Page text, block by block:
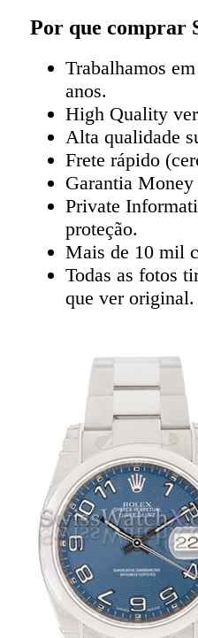
Por que comprar
Trabalhamos
anos.
High Quality
Alta qualidade
Frete rápido
Garantia
Private
proteção.
Mais de 10 mil
Todas as fotos
que ver original.